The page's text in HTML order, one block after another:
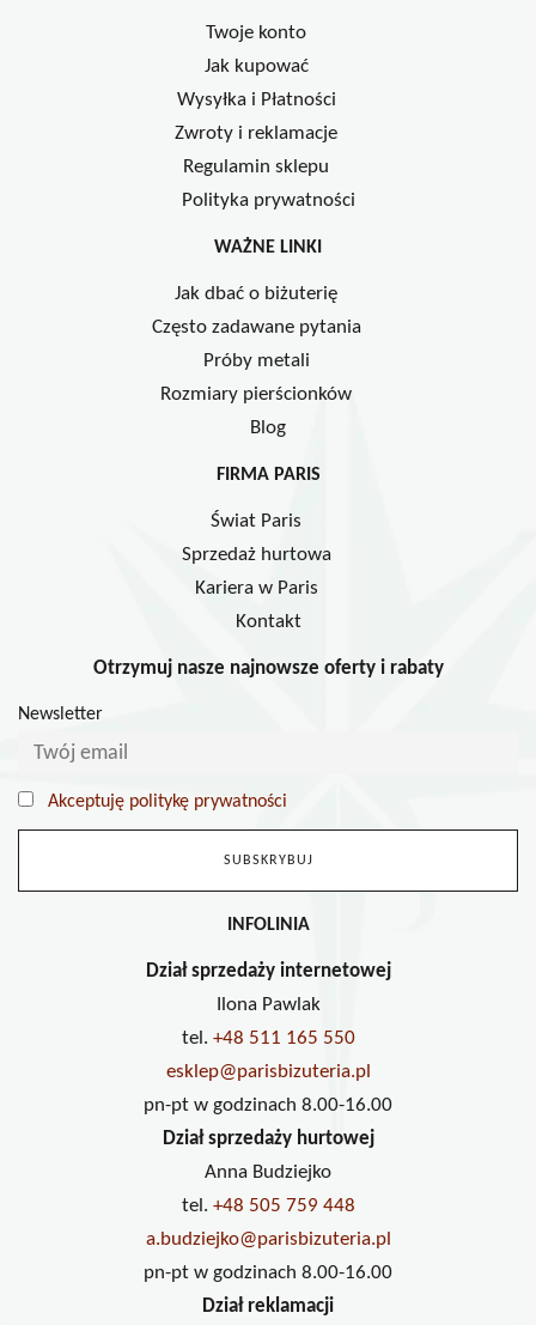
Twoje konto
Jak kupować
Wysyłka i Płatności
Zwroty i reklamacje
Regulamin sklepu
Polityka prywatności
WAŻNE LINKI
Jak dbać o biżuterię
Często zadawane pytania
Próby metali
Rozmiary pierścionków
Blog
FIRMA PARIS
Świat Paris
Sprzedaż hurtowa
Kariera w Paris
Kontakt
Otrzymuj nasze najnowsze oferty i rabaty
Newsletter
Akceptuję politykę prywatności
INFOLINIA
Dział sprzedaży internetowej
Ilona Pawlak
tel. +48 511 165 550
esklep@parisbizuteria.pl
pn-pt w godzinach 8.00-16.00
Dział sprzedaży hurtowej
Anna Budziejko
tel. +48 505 759 448
a.budziejko@parisbizuteria.pl
pn-pt w godzinach 8.00-16.00
Dział reklamacji